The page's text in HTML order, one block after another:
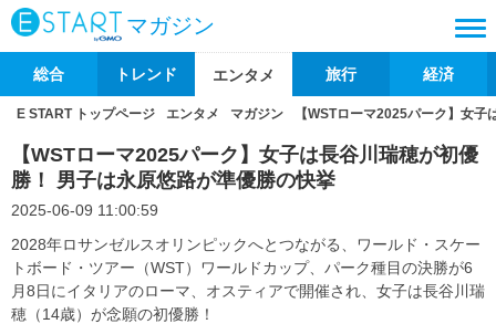
マガジン
総合 トレンド エンタメ 旅行 経済
E START トップページ エンタメ マガジン 【WSTローマ2025パーク】女
【WSTローマ2025パーク】女子は長谷川瑞穂が初優
勝！ 男子は永原悠路が準優勝の快挙
2025-06-09 11:00:59
2028年ロサンゼルスオリンピックへとつながる、ワールド・スケー
トボード・ツアー（WST）ワールドカップ、パーク種目の決勝が6
月8日にイタリアのローマ、オスティアで開催され、女子は長谷川瑞
穂（14歳）が念願の初優勝！